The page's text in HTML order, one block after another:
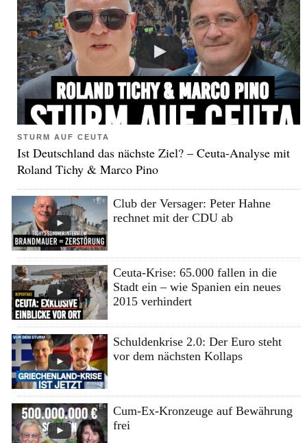
STURM AUF CEUTA
Ist Deutschland das nächste Ziel? – Ceuta-Analyse mit
Roland Tichy & Marco Pino
Club der Versager: Peter Hahne
rechnet mit der CDU ab
Ceuta-Krise: 65.000 fallen in die
Stadt ein – wie Spanien ein neues
2015 verhindert
Schuldenkrise 2.0: Der Euro steht
vor dem nächsten Kollaps
Cum-Ex-Kronzeuge auf Bewährung
frei